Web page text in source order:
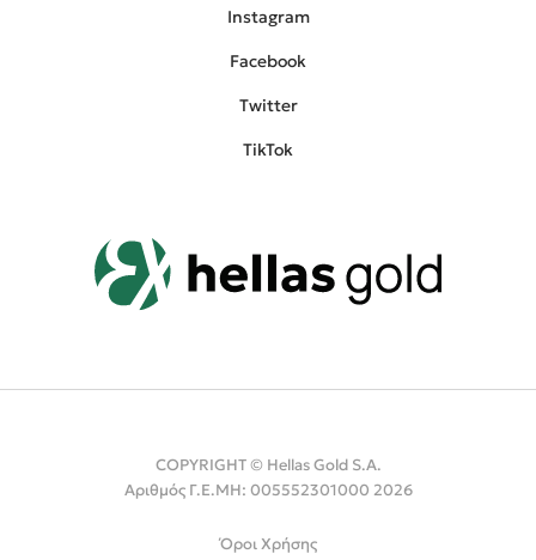
Instagram
Facebook
Twitter
TikTok
COPYRIGHT © Hellas Gold S.A.
Αριθμός Γ.Ε.ΜΗ: 005552301000 2026
Όροι Χρήσης